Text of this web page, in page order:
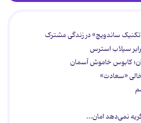
ساندویچ» در زندگی مشترک
سیلاب استرس
کابوس خاموش آسمان
خالی «سعادت»
نمی‌دهد امان...